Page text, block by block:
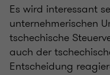
Es wird interessant
unternehmerischen
tschechische
auch der
Entscheidung